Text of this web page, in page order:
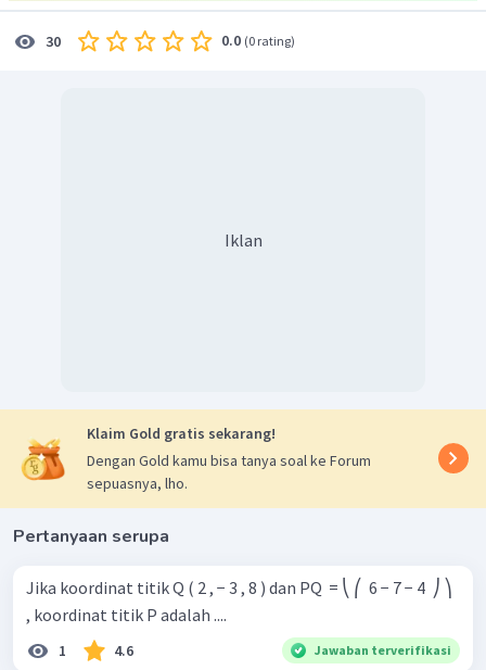
30 0.0 (0 rating)
Iklan
Klaim Gold gratis sekarang!
Dengan Gold kamu bisa tanya soal ke Forum
sepuasnya, lho.
Pertanyaan serupa
Jika koordinat titik Q ( 2 , − 3 , 8 ) dan PQ ​ = ⎝ ⎛ ​ 6 − 7 − 4 ​ ⎠ ⎞ ​
, koordinat titik P adalah ....
1 4.6 Jawaban terverifikasi